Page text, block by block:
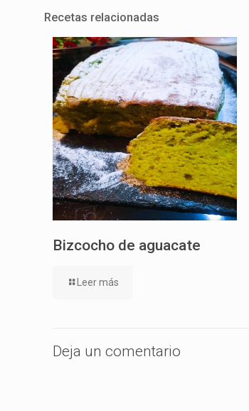
Recetas relacionadas
Bizcocho de aguacate
Leer más
Deja un comentario